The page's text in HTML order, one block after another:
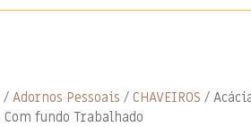
/ Adornos Pessoais / CHAVEIROS /
fundo Trabalhado